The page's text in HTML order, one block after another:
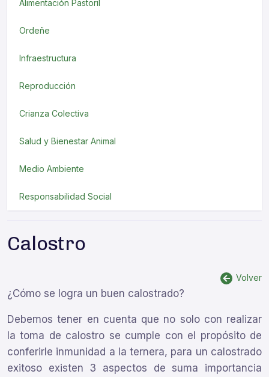
Alimentación Pastoril
Ordeñe
Infraestructura
Reproducción
Crianza Colectiva
Salud y Bienestar Animal
Medio Ambiente
Responsabilidad Social
Calostro
Volver
¿Cómo se logra un buen calostrado?
Debemos tener en cuenta que no solo con realizar
la toma de calostro se cumple con el propósito de
conferirle inmunidad a la ternera, para un calostrado
exitoso existen 3 aspectos de suma importancia